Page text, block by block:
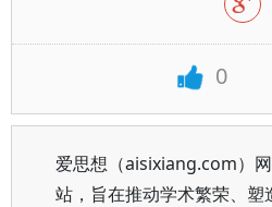
0
爱思想（aisixiang.com）
站，旨在推动学术繁荣、塑